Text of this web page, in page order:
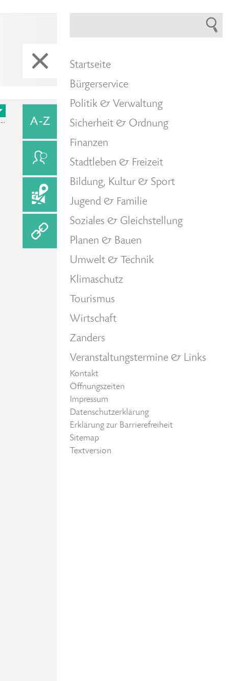
Startseite
Bürgerservice
Politik & Verwaltung
Sicherheit & Ordnung
Finanzen
Stadtleben & Freizeit
Bildung, Kultur & Sport
Jugend & Familie
Soziales & Gleichstellung
Planen & Bauen
Umwelt & Technik
Klimaschutz
Tourismus
Wirtschaft
Zanders
Veranstaltungstermine & Links
Kontakt
Öffnungszeiten
Impressum
Datenschutzerklärung
Erklärung zur Barrierefreiheit
Sitemap
Textversion